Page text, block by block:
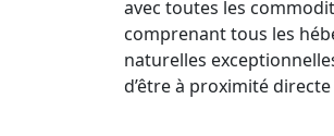
avec toutes les
comprenant tous les
naturelles
d’être à proximité